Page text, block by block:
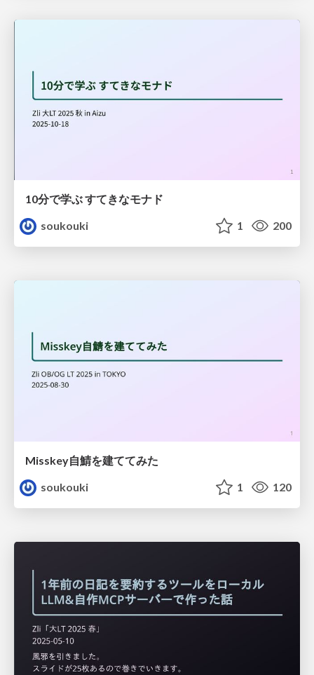
10分で学ぶ すてきなモナド
soukouki
1 200
Misskey自鯖を建ててみた
soukouki
1 120